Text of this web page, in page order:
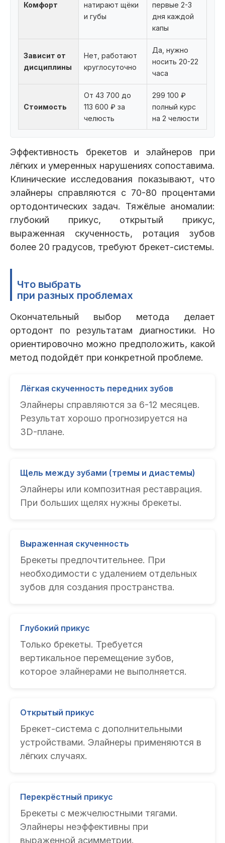
Комфорт
натирают щёки
и губы
первые 2-3
дня каждой
капы
Зависит от
дисциплины
Нет, работают
круглосуточно
Да, нужно
носить 20-22
часа
Стоимость
От 43 700 до
113 600 ₽ за
челюсть
299 100 ₽
полный курс
на 2 челюсти
Эффективность брекетов и элайнеров при
лёгких и умеренных нарушениях сопоставима.
Клинические исследования показывают, что
элайнеры справляются с 70-80 процентами
ортодонтических задач. Тяжёлые аномалии:
глубокий прикус, открытый прикус,
выраженная скученность, ротация зубов
более 20 градусов, требуют брекет-системы.
Что выбрать
при разных проблемах
Окончательный выбор метода делает
ортодонт по результатам диагностики. Но
ориентировочно можно предположить, какой
метод подойдёт при конкретной проблеме.
Лёгкая скученность передних зубов
Элайнеры справляются за 6-12 месяцев.
Результат хорошо прогнозируется на
3D-плане.
Щель между зубами (тремы и диастемы)
Элайнеры или композитная реставрация.
При больших щелях нужны брекеты.
Выраженная скученность
Брекеты предпочтительнее. При
необходимости с удалением отдельных
зубов для создания пространства.
Глубокий прикус
Только брекеты. Требуется
вертикальное перемещение зубов,
которое элайнерами не выполняется.
Открытый прикус
Брекет-система с дополнительными
устройствами. Элайнеры применяются в
лёгких случаях.
Перекрёстный прикус
Брекеты с межчелюстными тягами.
Элайнеры неэффективны при
выраженной асимметрии.